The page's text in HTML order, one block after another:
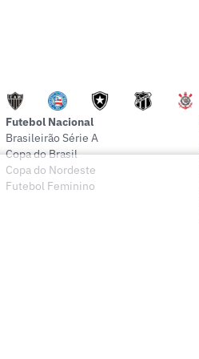
Futebol Nacional
Brasileirão Série A
Copa do Brasil
Copa do Nordeste
Futebol Feminino